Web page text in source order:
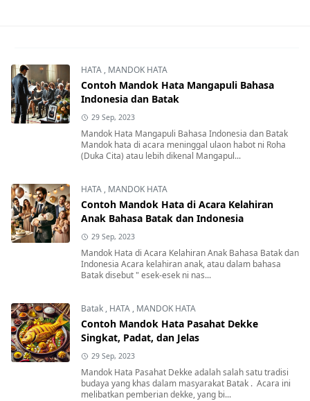
HATA , MANDOK HATA
Contoh Mandok Hata Mangapuli Bahasa
Indonesia dan Batak
29 Sep, 2023
Mandok Hata Mangapuli Bahasa Indonesia dan Batak
Mandok hata di acara meninggal ulaon habot ni Roha
(Duka Cita) atau lebih dikenal Mangapul...
HATA , MANDOK HATA
Contoh Mandok Hata di Acara Kelahiran
Anak Bahasa Batak dan Indonesia
29 Sep, 2023
Mandok Hata di Acara Kelahiran Anak Bahasa Batak dan
Indonesia Acara kelahiran anak, atau dalam bahasa
Batak disebut " esek-esek ni nas...
Batak , HATA , MANDOK HATA
Contoh Mandok Hata Pasahat Dekke
Singkat, Padat, dan Jelas
29 Sep, 2023
Mandok Hata Pasahat Dekke adalah salah satu tradisi
budaya yang khas dalam masyarakat Batak . Acara ini
melibatkan pemberian dekke, yang bi...